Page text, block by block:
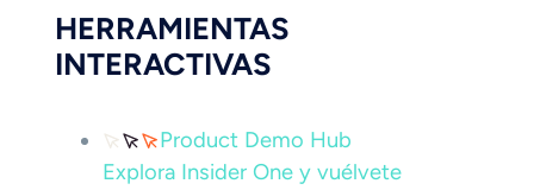
HERRAMIENTAS
INTERACTIVAS
Product Demo Hub
Explora Insider One y vuélvete